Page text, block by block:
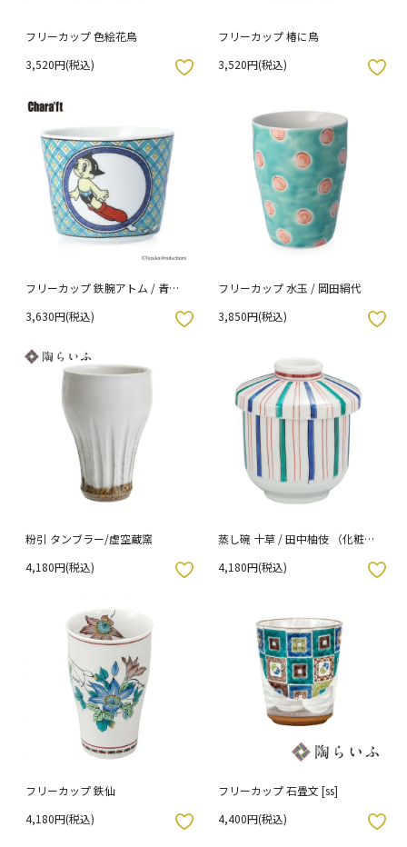
フリーカップ 色絵花鳥
3,520円(税込)
フリーカップ 椿に鳥
3,520円(税込)
お気に入りボタン
フリーカップ 鉄腕アトム / 青郊
3,630円(税込)
フリーカップ 水玉 / 岡田絹代
3,850円(税込)
お気に入りボタン
粉引 タンブラー/虚空蔵窯
4,180円(税込)
蒸し碗 十草 / 田中柚伎 （化粧箱
4,180円(税込)
お気に入りボタン
フリーカップ 鉄仙
4,180円(税込)
フリーカップ 石畳文 [ss]
4,400円(税込)
お気に入りボタン